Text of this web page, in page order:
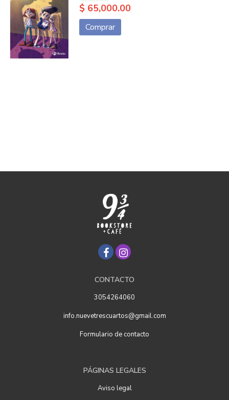
$ 65,000.00
Comprar
CONTACTO
3054264060
info.nuevetrescuartos@gmail.com
Formulario de contacto
PÁGINAS LEGALES
Aviso legal